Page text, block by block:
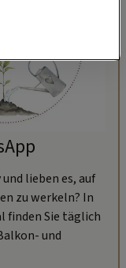
lieben es, auf
zu werkeln? In
finden Sie täglich
und